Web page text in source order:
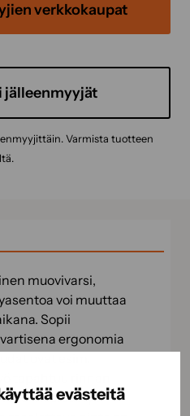
evästeitä
verkkokaupat
jälleenmyyjät
Varmista tuotteen
muovivarsi,
voi muuttaa
Sopii
ergonomia
maalaustyö